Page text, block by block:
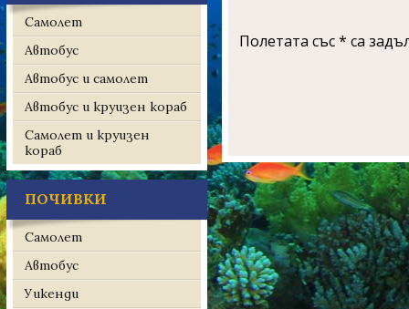
Самолет
Автобус
Автобус и самолет
Автобус и круизен кораб
Самолет и круизен
кораб
ПОЧИВКИ
Самолет
Автобус
Уикенди
Полетата със * са